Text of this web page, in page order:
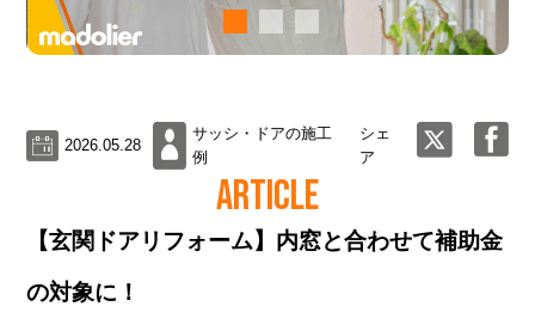
2026.05.28
サッシ・ドアの施工
例
シェ
ア
ARTICLE
【玄関ドアリフォーム】内窓と合わせて補助金
の対象に！